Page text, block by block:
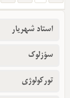
استاد شهریار
سؤزلوک
تورکولوژی